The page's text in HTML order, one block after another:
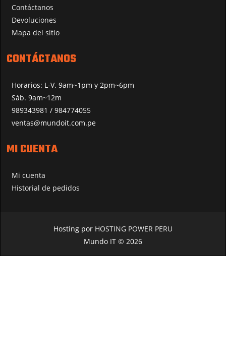
Contáctanos
Devoluciones
Mapa del sitio
CONTÁCTANOS
Horarios: L-V. 9am~1pm y 2pm~6pm
Sáb. 9am~12m
989343981 / 984774055
ventas@mundoit.com.pe
MI CUENTA
Mi cuenta
Historial de pedidos
Hosting por HOSTING POWER PERU
Mundo IT © 2026